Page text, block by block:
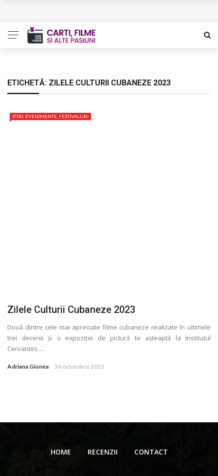
The Man Who Sold Air in the Holy Land – Generatia care
Queer – Un Burroughs sentimental
Luati-ma drept un vis. Povestiri in K. minor – Dor de Kafka
ETICHETĂ: ZILELE CULTURII CUBANEZE 2023
STIRI, EVENIMENTE, FESTIVALURI
Zilele Culturii Cubaneze 2023
Două dintre cele mai apreciate filme cubaneze realizate în ultimele
trei decenii și o expoziție de pictură te așteaptă la Institutul
Cervantes ...
Adriana Gionea 26 octombrie 2023
HOME RECENZII CONTACT